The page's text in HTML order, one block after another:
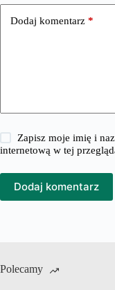
Dodaj komentarz *
Zapisz moje imię i
internetową w tej
Dodaj komentarz
Polecamy